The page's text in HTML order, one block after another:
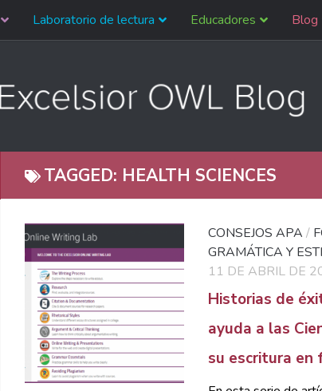
Laboratorio de lectura Educadores Blog
TAGGED: HEALTH SCIENCES
CONSEJOS APA /
GRAMÁTICA Y
11 DE ABRIL DE
Historias de
ayuda a las
su escritura en